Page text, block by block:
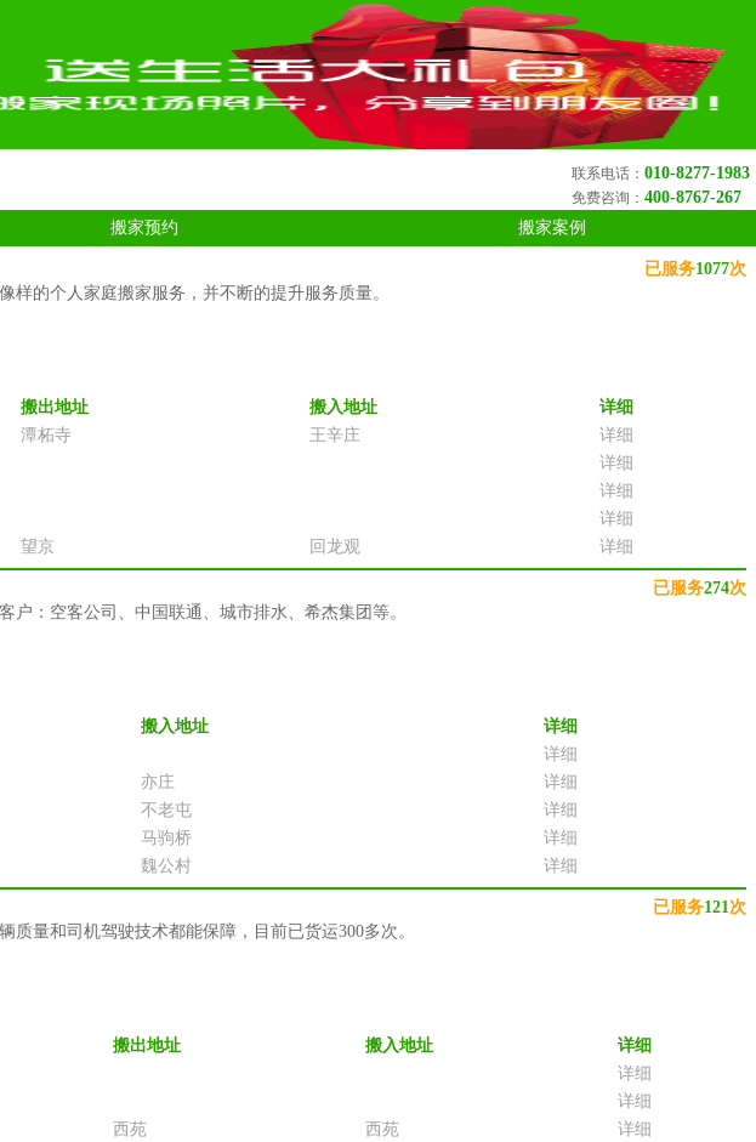
联系电话： 010-8277-1983
免费咨询： 400-8767-267
搬家预约 搬家案例
已服务1077次
的个人家庭搬家服务，并不断的提升服务质量。
搬出地址 搬入地址
详细
潭柘寺 王辛庄
详细
详细
详细
详细
望京 回龙观 详细
已服务274次
：空客公司、中国联通、城市排水、希杰集团等。
搬入地址
详细
详细
亦庄
详细
不老屯
详细
马驹桥
详细
魏公村 详细
已服务121次
量和司机驾驶技术都能保障，目前已货运300多次。
搬出地址 搬入地址
详细
详细
详细
西苑 西苑
详细